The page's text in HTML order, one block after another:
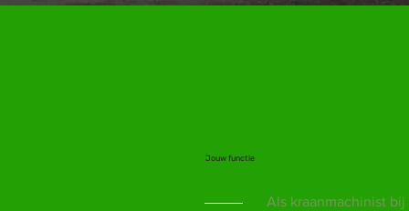
Jouw functie
Als kraanmachinist